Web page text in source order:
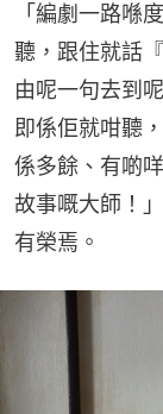
「編劇一路喺
聽，跟住就話
由呢一句去到
即係佢就咁聽
係多餘、有啲
故事嘅大師！
有榮焉。